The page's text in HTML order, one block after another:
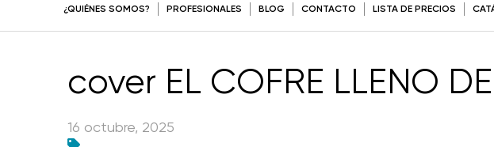
¿QUIÉNES SOMOS? PROFESIONALES BLOG CONTACTO LISTA DE PRECIOS
cover EL COFRE LLENO
16 octubre, 2025